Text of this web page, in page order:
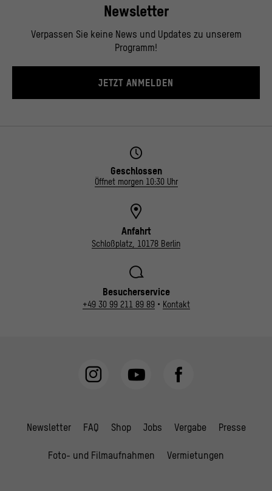
Newsletter
Verpassen Sie keine News und Updates zu unserem
Programm!
JETZT ANMELDEN
Geschlossen
Öffnet morgen 10:30 Uhr
Anfahrt
Schloßplatz, 10178 Berlin
Besucherservice
+49 30 99 211 89 89• Kontakt
Newsletter FAQ Shop Jobs Vergabe Presse
Foto- und Filmaufnahmen Vermietungen